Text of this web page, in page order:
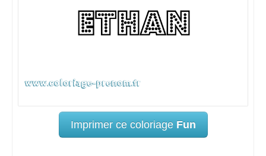
Imprimer ce coloriage Fun